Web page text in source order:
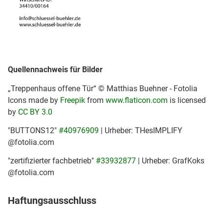
Quellennachweis für Bilder
„Treppenhaus offene Tür“ © Matthias Buehner - Fotolia
Icons made by Freepik from www.flaticon.com is licensed
by CC BY 3.0
"BUTTONS12" #40976909 | Urheber: THesIMPLIFY
@fotolia.com
"zertifizierter fachbetrieb" #33932877 | Urheber: GrafKoks
@fotolia.com
Haftungsausschluss